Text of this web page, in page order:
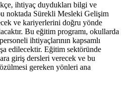
ihtiyaç duydukları bilgi ve
noktada Sürekli Mesleki Gelişim
ve kariyerlerini doğru yönde
Bu eğitim programı, okullarda
ihtiyaçlarının kapsamlı
edilecektir. Eğitim sektöründe
giriş dersleri verecek ve bu
gereken yönleri ana